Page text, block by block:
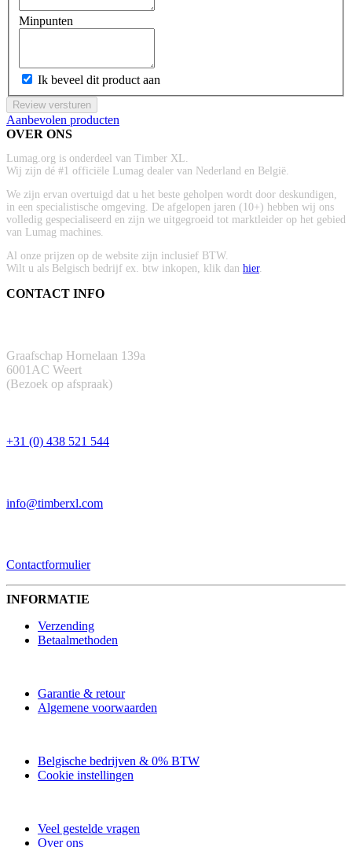
Minpunten
Ik beveel dit product aan
Review versturen
Aanbevolen producten
OVER ONS
Lumag.org is onderdeel van Timber XL.
Wij zijn dé #1 officiële Lumag dealer van Nederland en België.
We zijn ervan overtuigd dat u het beste geholpen wordt door deskundigen,
in een specialistische omgeving. De afgelopen jaren (10+) hebben wij ons
volledig gespecialiseerd en zijn we uitgegroeid tot marktleider op het gebied
van Lumag machines.
Al onze prijzen op de website zijn inclusief BTW.
Wilt u als Belgisch bedrijf ex. btw inkopen, klik dan hier.
CONTACT INFO
Graafschap Hornelaan 139a
6001AC Weert
(Bezoek op afspraak)
+31 (0) 438 521 544
info@timberxl.com
Contactformulier
INFORMATIE
Verzending
Betaalmethoden
Garantie & retour
Algemene voorwaarden
Belgische bedrijven & 0% BTW
Cookie instellingen
Veel gestelde vragen
Over ons